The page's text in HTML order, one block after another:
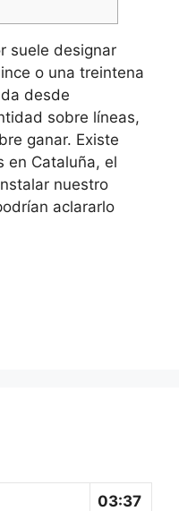
suele designar
o una treintena
desde
sobre líneas,
ganar. Existe
en Cataluña, el
nuestro
aclararlo
03:37